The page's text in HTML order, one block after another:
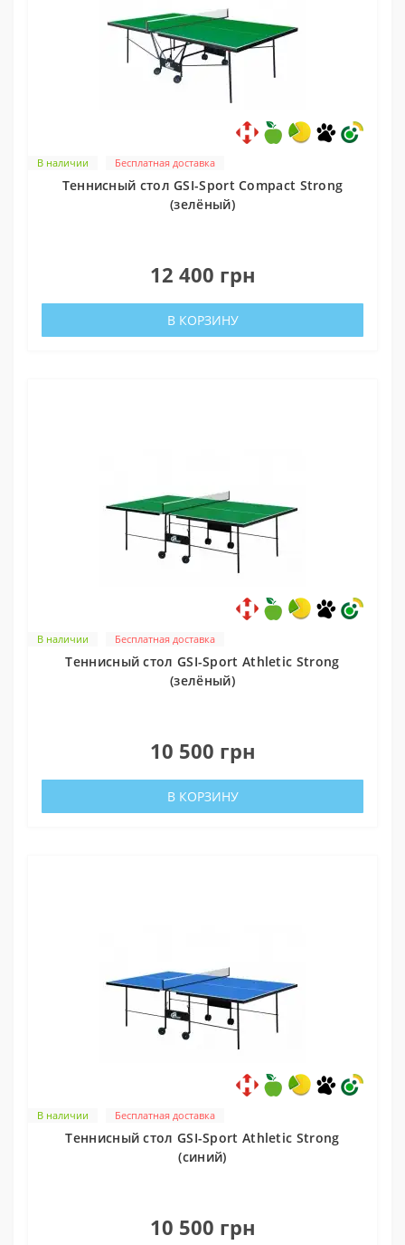
В наличии Бесплатная доставка
Теннисный стол GSI-Sport Compact Strong
(зелёный)
12 400 грн
В КОРЗИНУ
В наличии Бесплатная доставка
Теннисный стол GSI-Sport Athletic Strong
(зелёный)
10 500 грн
В КОРЗИНУ
В наличии Бесплатная доставка
Теннисный стол GSI-Sport Athletic Strong
(синий)
10 500 грн